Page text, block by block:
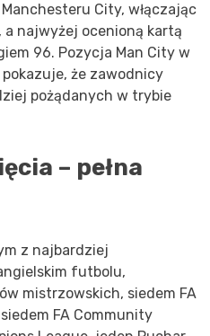
City, włączając
a najwyżej ocenioną kartą
96. Pozycja Man City w
że zawodnicy
pożądanych w trybie
– pełna
z najbardziej
futbolu,
mistrzowskich, siedem FA
FA Community